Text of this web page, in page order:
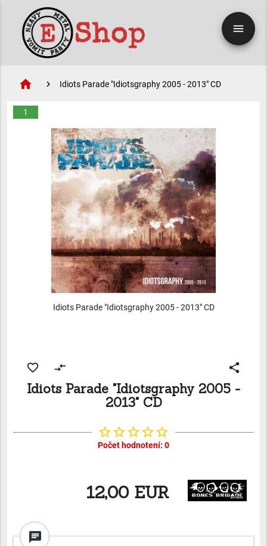
menu
home Idiots Parade "Idiotsgraphy 2005 - 2013" CD
1
Idiots Parade "Idiotsgraphy 2005 - 2013" CD
favorite_border compare_arrows share
Idiots Parade "Idiotsgraphy 2005 -
2013" CD
star_borderstar_borderstar_borderstar_borderstar_border
Počet hodnotení: 0
12,00 EUR
chat